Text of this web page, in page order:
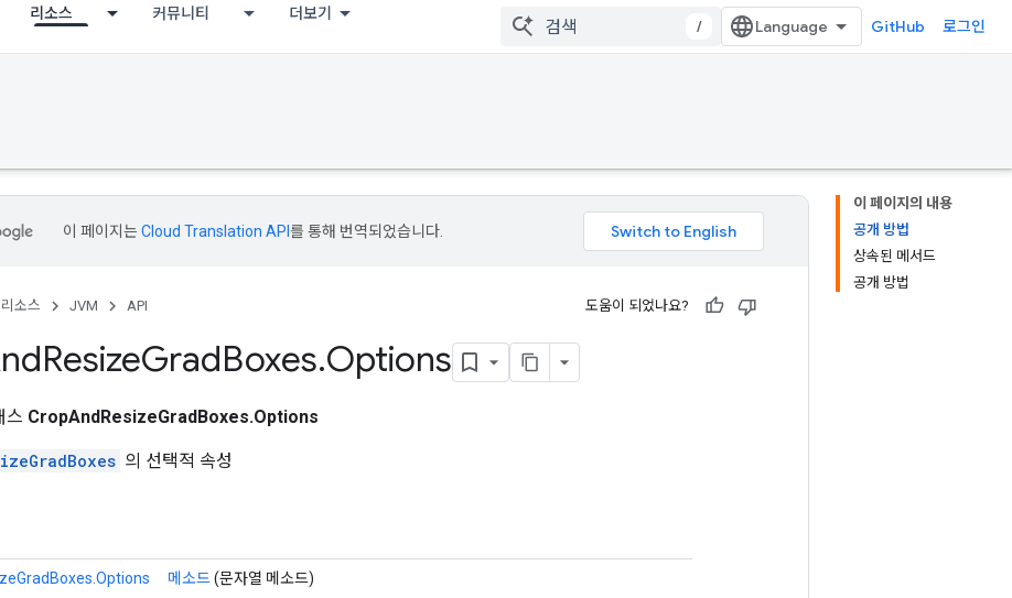
리소스 커뮤니티 더보기
/ GitHub 로그인
이 페이지의 내용
공개 방법
상속된 메서드
공개 방법
이 페이지는Cloud Translation API 를 통해 번역되었습니다.
리소스 JVM API 도움이 되었나요?
ResizeGradBoxes.Options
스 CropAndResizeGradBoxes.Options
의 선택적 속성
메소드(문자열 메소드)